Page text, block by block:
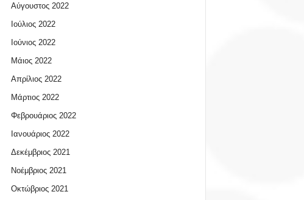
Αύγουστος 2022
Ιούλιος 2022
Ιούνιος 2022
Μάιος 2022
Απρίλιος 2022
Μάρτιος 2022
Φεβρουάριος 2022
Ιανουάριος 2022
Δεκέμβριος 2021
Νοέμβριος 2021
Οκτώβριος 2021